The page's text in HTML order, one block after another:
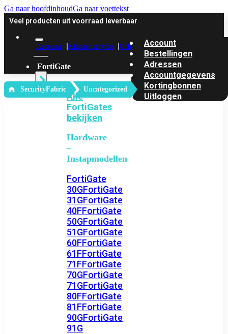
Ga naar hoofdinhoudGa naar voettekst
Veel producten uit voorraad leverbaar
Account Klantenservice Offerte
FortiGate
Alle
FortiGates
bekijken
Hardware
–
Instapmodellen
FortiGate
30GFortiGate
31GFortiGate
40FFortiGate
50GFortiGate
51GFortiGate
60FFortiGate
61FFortiGate
71FFortiGate
70GFortiGate
71GFortiGate
80FFortiGate
81FFortiGate
90GFortiGate
91G
Account
Bestellingen
Adressen
Accountgegevens
Kortingbonnen
Uitloggen
‎ SecurityFabric Uncategorized